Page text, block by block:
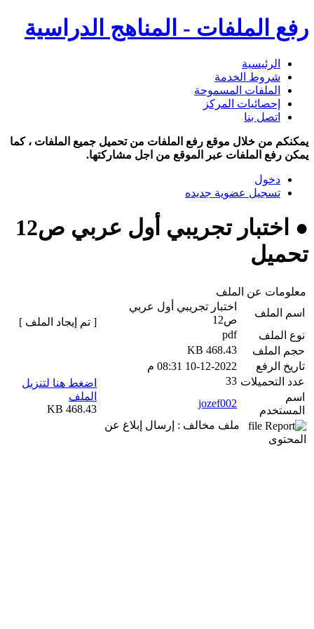
رفع الملفات - المناهج الدراسية
الرئيسية
شروط الخدمة
الملفات المسموحة
إحصائيات المركز
اتصل بنا
يمكنكم من خلال موقع رفع الملفات من تحميل جميع الملفات ، كما
يمكن رفع الملفات عبر الموقع من اجل مشاركتها.
دخول
تسجيل عضوية جديده
● اختبار تجريبي أول عربي ص12
تحميل
معلومات عن الملف
اسم الملف
اختبار تجريبي أول عربي
ص12
نوع الملف
pdf
حجم الملف
468.43 KB
تاريخ الرفع
10-12-2022 08:31 م
عدد التحميلات 33
اسم
المستخدم
jozef002
ملف مخالف : إرسال إبلاغ عن
المحتوى
[ تم إيجاد الملف ]
اضغط هنا لتنزيل
الملف
468.43 KB